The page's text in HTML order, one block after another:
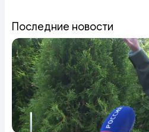
Последние новости